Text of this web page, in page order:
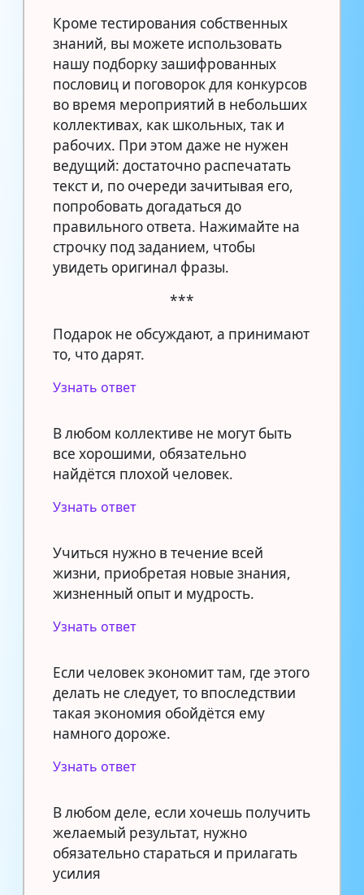
Кроме тестирования собственных
знаний, вы можете использовать
нашу подборку зашифрованных
пословиц и поговорок для конкурсов
во время мероприятий в небольших
коллективах, как школьных, так и
рабочих. При этом даже не нужен
ведущий: достаточно распечатать
текст и, по очереди зачитывая его,
попробовать догадаться до
правильного ответа. Нажимайте на
строчку под заданием, чтобы
увидеть оригинал фразы.
***
Подарок не обсуждают, а принимают
то, что дарят.
Узнать ответ
В любом коллективе не могут быть
все хорошими, обязательно
найдётся плохой человек.
Узнать ответ
Учиться нужно в течение всей
жизни, приобретая новые знания,
жизненный опыт и мудрость.
Узнать ответ
Если человек экономит там, где этого
делать не следует, то впоследствии
такая экономия обойдётся ему
намного дороже.
Узнать ответ
В любом деле, если хочешь получить
желаемый результат, нужно
обязательно стараться и прилагать
усилия